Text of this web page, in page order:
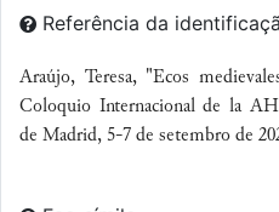
Referência da
Araújo, Teresa, "Ecos
Coloquio Internacional de la
de Madrid, 5-7 de setembro de